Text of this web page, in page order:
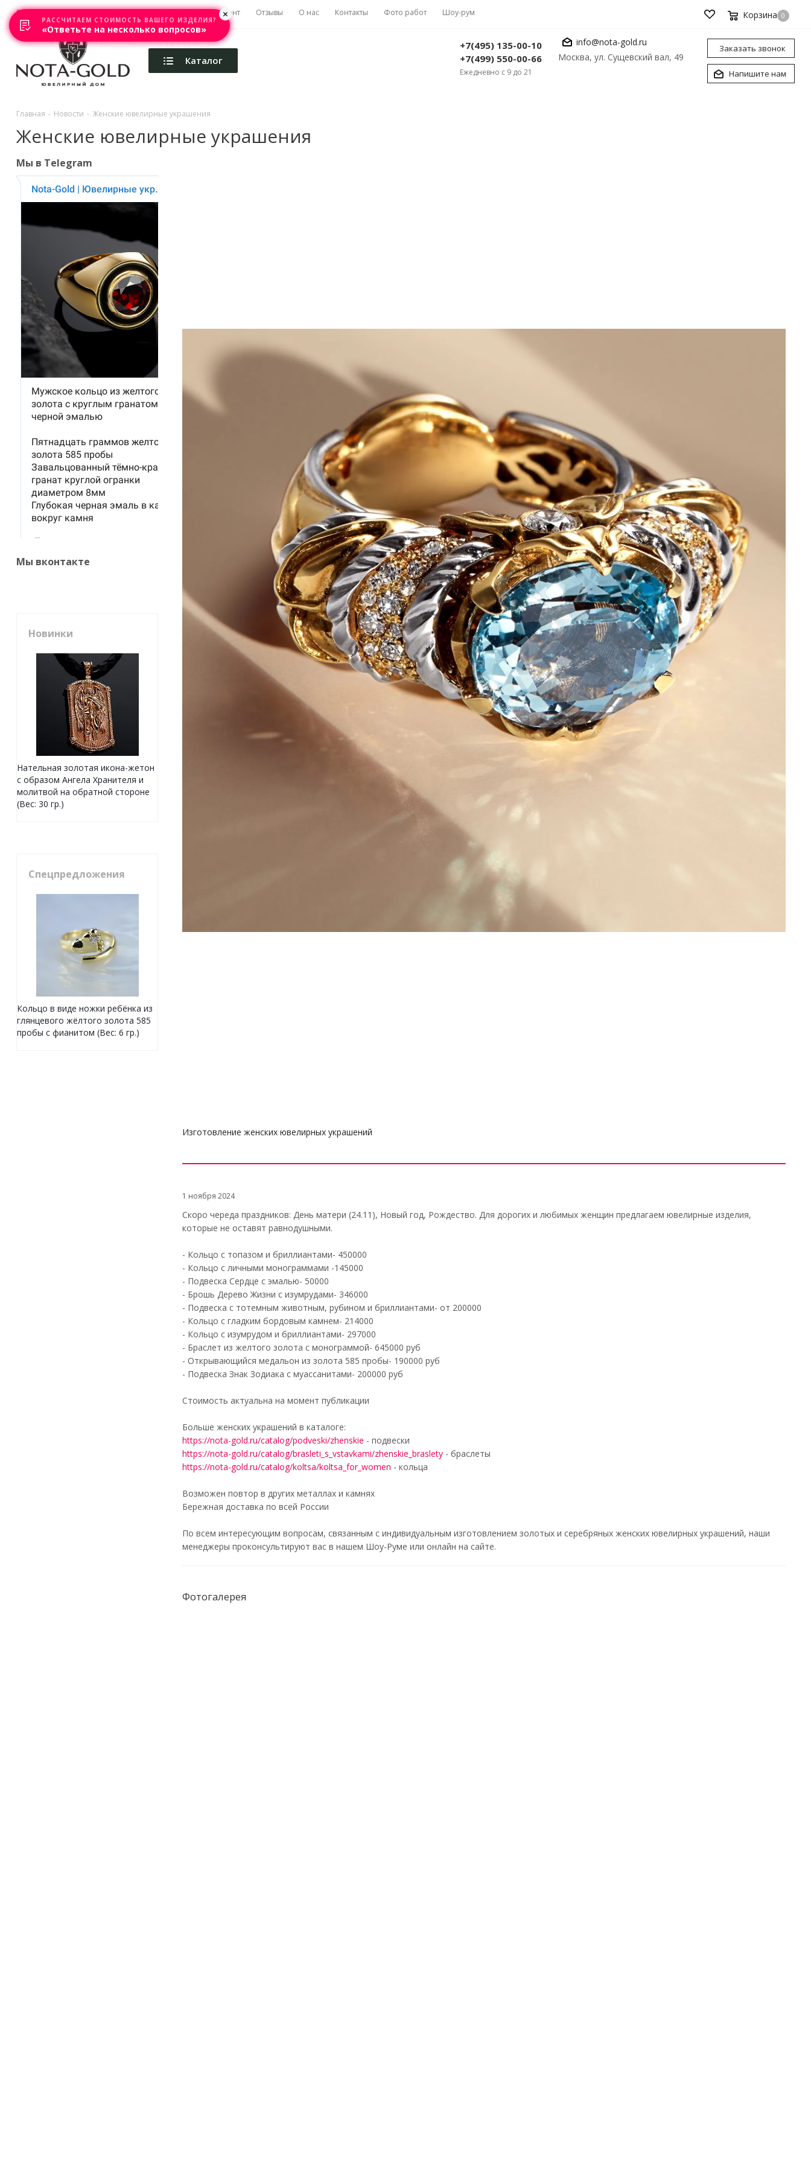
Главная Акции Каталоги Изготовление Ремонт Отзывы О нас Контакты Фото работ Шоу-рум Корзина 0
Каталог
+7(495) 135-00-10
+7(499) 550-00-66
Ежедневно с 9 до 21
info@nota-gold.ru
Москва, ул. Сущевский вал, 49
Заказать звонок
Напишите нам
Главная - Новости - Женские ювелирные украшения
Женские ювелирные украшения
Изготовление женских ювелирных украшений
1 ноября 2024
Скоро череда праздников: День матери (24.11), Новый год, Рождество. Для дорогих и любимых женщин предлагаем ювелирные изделия,
которые не оставят равнодушными.
- Кольцо с топазом и бриллиантами- 450000
- Кольцо с личными монограммами -145000
- Подвеска Сердце с эмалью- 50000
- Брошь Дерево Жизни с изумрудами- 346000
- Подвеска с тотемным животным, рубином и бриллиантами- от 200000
- Кольцо с гладким бордовым камнем- 214000
- Кольцо с изумрудом и бриллиантами- 297000
- Браслет из желтого золота с монограммой- 645000 руб
- Открывающийся медальон из золота 585 пробы- 190000 руб
- Подвеска Знак Зодиака с муассанитами- 200000 руб
Стоимость актуальна на момент публикации
Больше женских украшений в каталоге:
https://nota-gold.ru/catalog/podveski/zhenskie - подвески
https://nota-gold.ru/catalog/brasleti_s_vstavkami/zhenskie_braslety - браслеты
https://nota-gold.ru/catalog/koltsa/koltsa_for_women - кольца
Возможен повтор в других металлах и камнях
Бережная доставка по всей России
По всем интересующим вопросам, связанным с индивидуальным изготовлением золотых и серебряных женских ювелирных украшений, наши
менеджеры проконсультируют вас в нашем Шоу-Руме или онлайн на сайте.
Фотогалерея
Мы в Telegram
Мы вконтакте
Новинки
Нательная золотая икона-жетон
с образом Ангела Хранителя и
молитвой на обратной стороне
(Вес: 30 гр.)
Спецпредложения
Кольцо в виде ножки ребёнка из
глянцевого жёлтого золота 585
пробы с фианитом (Вес: 6 гр.)
РАССЧИТАЕМ СТОИМОСТЬ ВАШЕГО ИЗДЕЛИЯ?
«Ответьте на несколько вопросов»